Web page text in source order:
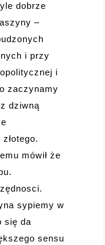
dobrze
–
i przy
i
zaczynamy
dziwną
mówił że
sypiemy w
się da
sensu